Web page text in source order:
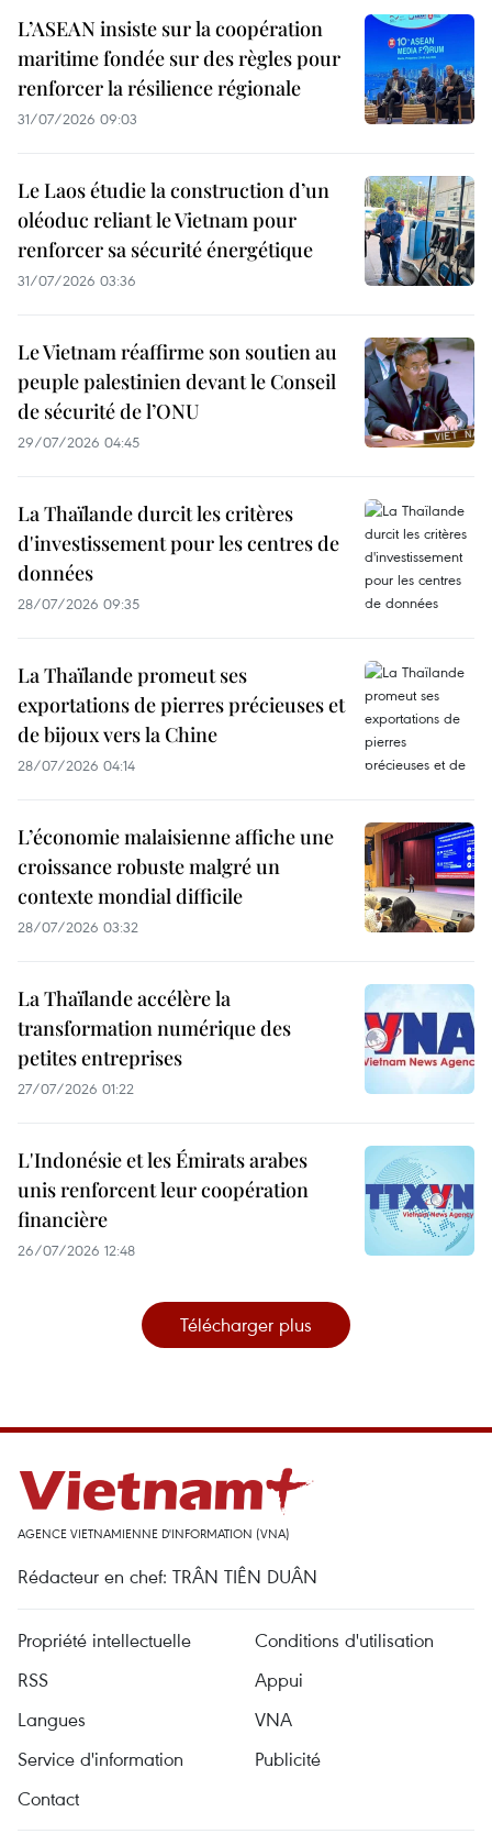
L’ASEAN insiste sur la coopération
maritime fondée sur des règles pour
renforcer la résilience régionale
31/07/2026 09:03
Le Laos étudie la construction d’un
oléoduc reliant le Vietnam pour
renforcer sa sécurité énergétique
31/07/2026 03:36
Le Vietnam réaffirme son soutien au
peuple palestinien devant le Conseil
de sécurité de l’ONU
29/07/2026 04:45
La Thaïlande durcit les critères
d'investissement pour les centres de
données
28/07/2026 09:35
La Thaïlande promeut ses
exportations de pierres précieuses et
de bijoux vers la Chine
28/07/2026 04:14
L’économie malaisienne affiche une
croissance robuste malgré un
contexte mondial difficile
28/07/2026 03:32
La Thaïlande accélère la
transformation numérique des
petites entreprises
27/07/2026 01:22
L'Indonésie et les Émirats arabes
unis renforcent leur coopération
financière
26/07/2026 12:48
Télécharger plus
AGENCE VIETNAMIENNE D'INFORMATION (VNA)
Rédacteur en chef: TRÂN TIÊN DUÂN
Propriété intellectuelle
Conditions d'utilisation
RSS
Appui
Langues
VNA
Service d'information
Publicité
Contact